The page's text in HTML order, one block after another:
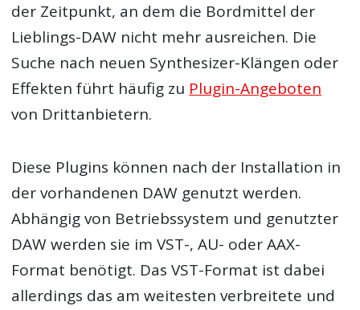
der Zeitpunkt, an dem die Bordmittel der
Lieblings-DAW nicht mehr ausreichen. Die
Suche nach neuen Synthesizer-Klängen oder
Effekten führt häufig zu Plugin-Angeboten
von Drittanbietern.
Diese Plugins können nach der Installation in
der vorhandenen DAW genutzt werden.
Abhängig von Betriebssystem und genutzter
DAW werden sie im VST-, AU- oder AAX-
Format benötigt. Das VST-Format ist dabei
allerdings das am weitesten verbreitete und